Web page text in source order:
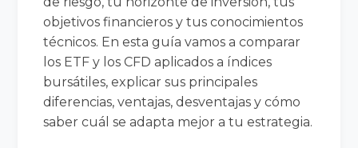
objetivos financieros y tus conocimientos
técnicos. En esta guía vamos a comparar
los ETF y los CFD aplicados a índices
bursátiles, explicar sus principales
diferencias, ventajas, desventajas y cómo
saber cuál se adapta mejor a tu estrategia.